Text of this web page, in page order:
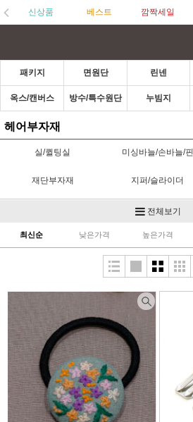
신상품 베스트 깜짝세일
패키지 면원단 린넨
옥스/캔버스 방수/특수원단 누빔지
헤어부자재
실/퀼팅실 미싱바늘/손바늘/핀
재단부자재 지퍼/슬라이더
단추/수입단추
접착제/심지 가방부자재
카드/통장속지/실패
홈패션부자재 한복부자재
펠트부자재
인형부자재 신생아용품
비즈/수술/솜방울 커튼부자재
전체보기
최신순 낮은가격 높은가격